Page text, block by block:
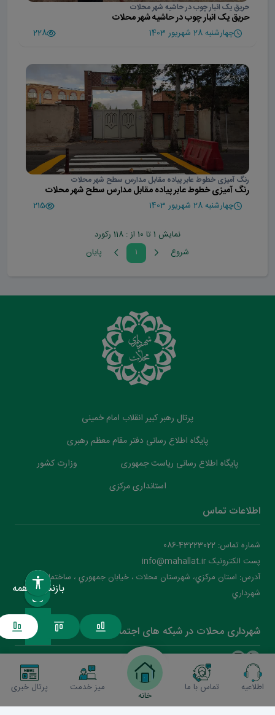
اطلاعیه تماس با ما
خانه
میز خدمت پرتال خبری
حریق یک انبار چوب در حاشیه شهر محلات
حریق یک انبار چوب در حاشیه شهر محلات
چهارشنبه 28 شهریور 1403 228
رنگ آمیزی خطوط عابر پیاده مقابل مدارس سطح شهر محلات
رنگ آمیزی خطوط عابر پیاده مقابل مدارس سطح شهر محلات
چهارشنبه 28 شهریور 1403 215
نمایش 1 تا 10 از : 118 رکورد
شروع
۱ پايان
پرتال رهبر کبیر انقلاب امام خمینی
پایگاه اطلاع رسانی دفتر مقام معظم رهبری
پایگاه اطلاع رسانی ریاست جمهوری
وزارت کشور
استانداری مرکزی
اطلاعات تماس
شماره تماس: 43223022-086
پست الکترونیک info@mahallat.ir
آدرس: استان مرکزي، شهرستان محلات ‌‌‌، خيابان جمهوري ، ساختمان
شهرداري
شهرداری محلات در شبکه های اجتماعی
شهرداری محلات 2026(نسخه )
بازنشانی همه